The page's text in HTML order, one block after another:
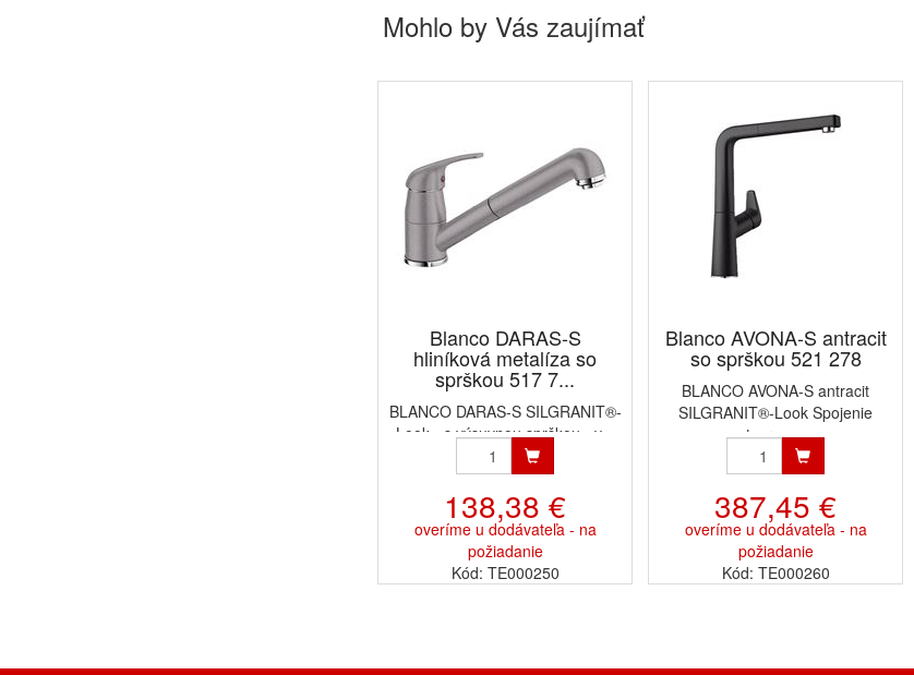
Mohlo by Vás zaujímať
Blanco DARAS-S
hliníková metalíza so
sprškou 517 7...
BLANCO DARAS-S SILGRANIT®-
Look - s výsuvnou sprškou - v...
138,38 €
overíme u dodávateľa - na
požiadanie
Kód: TE000250
Blanco AVONA-S antracit
so sprškou 521 278
BLANCO AVONA-S antracit
SILGRANIT®-Look Spojenie
tvarov ...
387,45 €
overíme u dodávateľa - na
požiadanie
Kód: TE000260